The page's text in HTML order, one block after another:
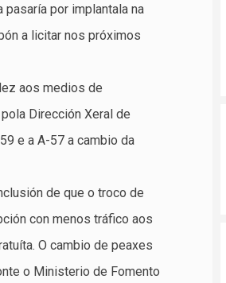
por implantala na
a licitar nos próximos
aos medios de
Dirección Xeral de
e a A-57 a cambio da
de que o troco de
con menos tráfico aos
O cambio de peaxes
o Ministerio de Fomento